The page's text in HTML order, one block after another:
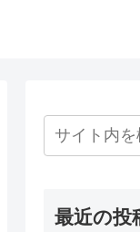
最近の投